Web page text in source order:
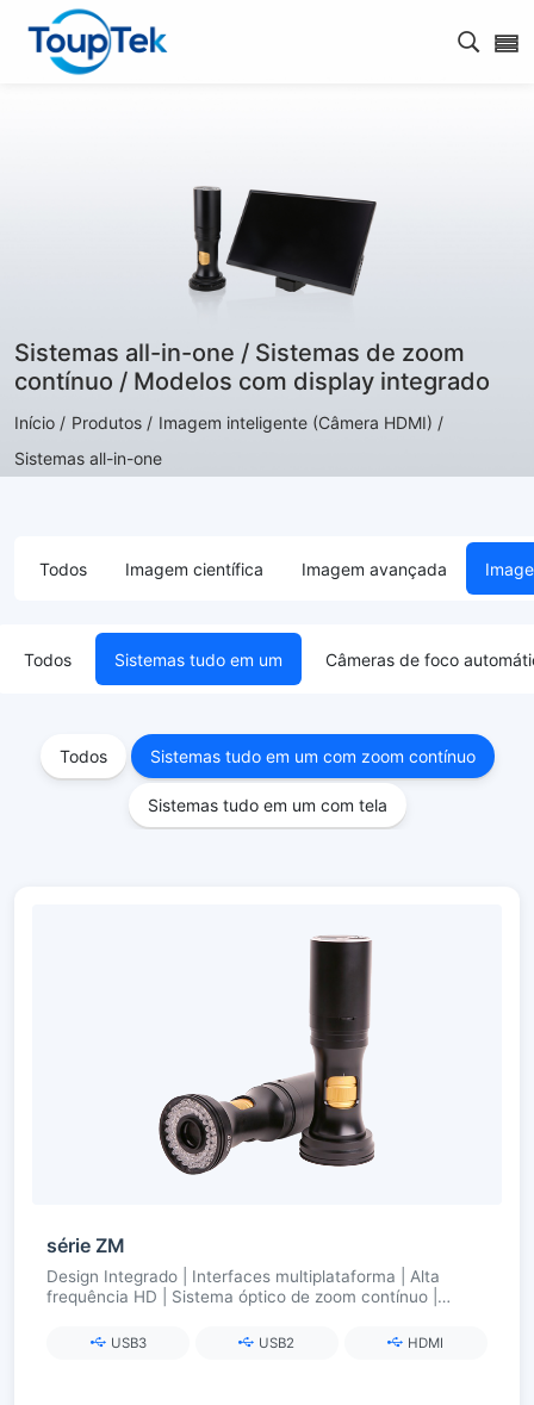
Abrir
Sistemas all-in-one / Sistemas de zoom
contínuo / Modelos com display integrado
Início / Produtos / Imagem inteligente (Câmera HDMI) /
Sistemas all-in-one
Todos Imagem científica Imagem avançada
Todos Sistemas tudo em um Câmeras de foco
Todos Sistemas tudo em um com zoom contínuo
Sistemas tudo em um com tela
série ZM
Design Integrado | Interfaces multiplataforma | Alta
frequência HD | Sistema óptico de zoom contínuo |
USB3 USB2 HDMI